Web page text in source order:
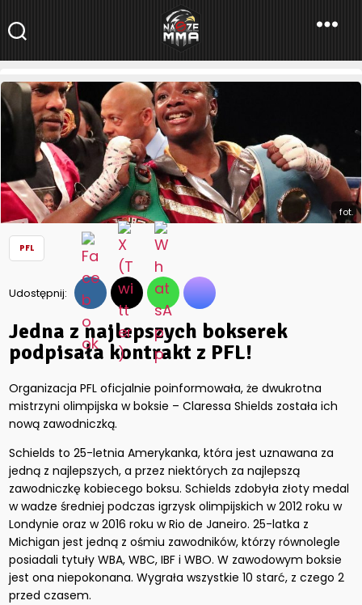
NaszeMMA
NaszeMMA.pl»Aktualności»Świat»PFL»Jedna z najlepszych
bokserek podpisała kontrakt z PFL!
fot.
PFL
Udostępnij:
Jedna z najlepszych bokserek
podpisała kontrakt z PFL!
Organizacja PFL oficjalnie poinformowała, że dwukrotna
mistrzyni olimpijska w boksie – Claressa Shields została ich
nową zawodniczką.
Schields to 25-letnia Amerykanka, która jest uznawana za
jedną z najlepszych, a przez niektórych za najlepszą
zawodniczkę kobiecego boksu. Schields zdobyła złoty medal
w wadze średniej podczas igrzysk olimpijskich w 2012 roku w
Londynie oraz w 2016 roku w Rio de Janeiro. 25-latka z
Michigan jest jedną z ośmiu zawodników, którzy równolegle
posiadali tytuły WBA, WBC, IBF i WBO. W zawodowym boksie
jest ona niepokonana. Wygrała wszystkie 10 starć, z czego 2
przed czasem.